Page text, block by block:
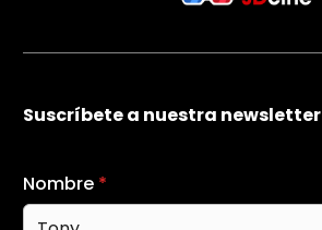
Suscríbete a nuestra newsletter
Nombre *